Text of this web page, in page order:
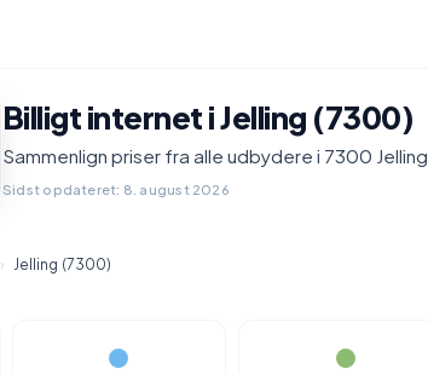
Billigt internet i Jelling (7300)
Sammenlign priser fra alle udbydere i 7300 Jelling
Sidst opdateret: 8. august 2026
› Jelling (7300)